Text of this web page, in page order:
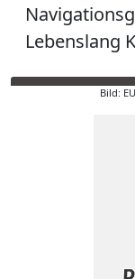
Lebenslang
Bild: